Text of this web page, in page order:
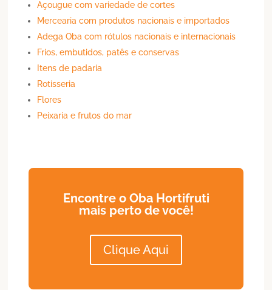
Açougue com variedade de cortes
Mercearia com produtos nacionais e importados
Adega Oba com rótulos nacionais e internacionais
Frios, embutidos, patês e conservas
Itens de padaria
Rotisseria
Flores
Peixaria e frutos do mar
Encontre o Oba Hortifruti
mais perto de você!
Clique Aqui